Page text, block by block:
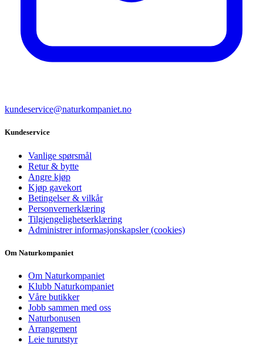
kundeservice@naturkompaniet.no
Kundeservice
Vanlige spørsmål
Retur & bytte
Angre kjøp
Kjøp gavekort
Betingelser & vilkår
Personvernerklæring
Tilgjengelighetserklæring
Administrer informasjonskapsler (cookies)
Om Naturkompaniet
Om Naturkompaniet
Klubb Naturkompaniet
Våre butikker
Jobb sammen med oss
Naturbonusen
Arrangement
Leie turutstyr